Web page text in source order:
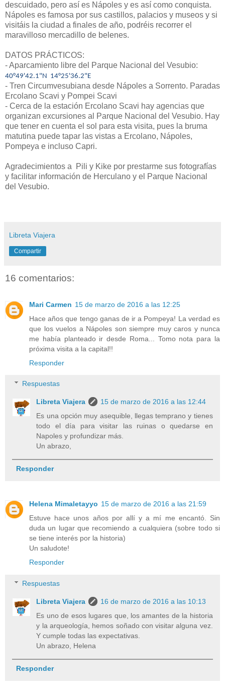
descuidado, pero así es Nápoles y es así como conquista.
Nápoles es famosa por sus castillos, palacios y museos y si
visitáis la ciudad a finales de año, podréis recorrer el
maravilloso mercadillo de belenes.
DATOS PRÁCTICOS:
- Aparcamiento libre del Parque Nacional del Vesubio:
40°49'42.1"N 14°25'36.2"E
- Tren Circumvesubiana desde Nápoles a Sorrento. Paradas
Ercolano Scavi y Pompei Scavi
- Cerca de la estación Ercolano Scavi hay agencias que
organizan excursiones al Parque Nacional del Vesubio. Hay
que tener en cuenta el sol para esta visita, pues la bruma
matutina puede tapar las vistas a Ercolano, Nápoles,
Pompeya e incluso Capri.
Agradecimientos a Pili y Kike por prestarme sus fotografías
y facilitar información de Herculano y el Parque Nacional
del Vesubio.
Libreta Viajera
Compartir
16 comentarios:
Mari Carmen 15 de marzo de 2016 a las 12:25
Hace años que tengo ganas de ir a Pompeya! La verdad es
que los vuelos a Nápoles son siempre muy caros y nunca
me había planteado ir desde Roma... Tomo nota para la
próxima visita a la capital!!
Responder
Respuestas
Libreta Viajera
15 de marzo de 2016 a las 12:44
Es una opción muy asequible, llegas temprano y tienes
todo el día para visitar las ruinas o quedarse en
Napoles y profundizar más.
Un abrazo,
Responder
Helena Mimaletayyo 15 de marzo de 2016 a las 21:59
Estuve hace unos años por allí y a mí me encantó. Sin
duda un lugar que recomiendo a cualquiera (sobre todo si
se tiene interés por la historia)
Un saludote!
Responder
Respuestas
Libreta Viajera
16 de marzo de 2016 a las 10:13
Es uno de esos lugares que, los amantes de la historia
y la arqueología, hemos soñado con visitar alguna vez.
Y cumple todas las expectativas.
Un abrazo, Helena
Responder